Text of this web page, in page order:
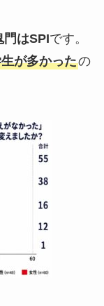
門はSPIです。
が多かったの